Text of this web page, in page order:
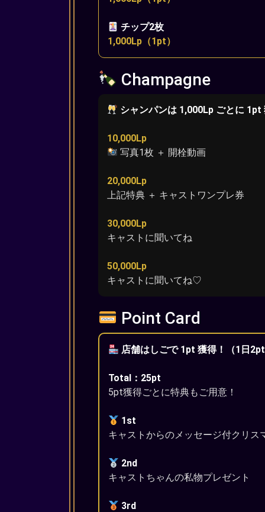
チップ2枚
1,000Lp（1pt）
Champagne
シャンパンは 1,000Lp ごとに 1pt
10,000Lp
写真1枚 ＋ 開栓動画
20,000Lp
上記特典 ＋ キャストワンプレ券
30,000Lp
キャストに聞いてね
50,000Lp
キャストに聞いてね♡
Point Card
店舗はしごで 1pt 獲得！（1日2pt
Total：25pt
5pt獲得ごとに特典もご用意！
1st
キャストからのメッセージ付クリス
2nd
キャストちゃんの私物プレゼント
3rd